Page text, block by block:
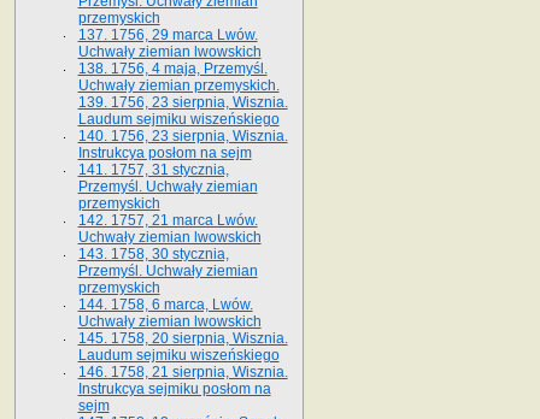
przemyskich
137. 1756, 29 marca Lwów.
Uchwały ziemian lwowskich
138. 1756, 4 maja, Przemyśl.
Uchwały ziemian przemyskich.
139. 1756, 23 sierpnia, Wisznia.
Laudum sejmiku wiszeńskiego
140. 1756, 23 sierpnia, Wisznia.
Instrukcya posłom na sejm
141. 1757, 31 stycznia,
Przemyśl. Uchwały ziemian
przemyskich
142. 1757, 21 marca Lwów.
Uchwały ziemian lwowskich
143. 1758, 30 stycznia,
Przemyśl. Uchwały ziemian
przemyskich
144. 1758, 6 marca, Lwów.
Uchwały ziemian lwowskich
145. 1758, 20 sierpnia, Wisznia.
Laudum sejmiku wiszeńskiego
146. 1758, 21 sierpnia, Wisznia.
Instrukcya sejmiku posłom na
sejm